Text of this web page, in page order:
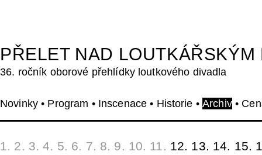
PŘELET NAD LOUTKÁŘSKÝM
36. ročník oborové přehlídky loutkového divadla
Novinky• Program • Inscenace • Historie •Archiv•
1. 2. 3. 4. 5. 6. 7. 8. 9. 10. 11. 12. 13. 14. 15.